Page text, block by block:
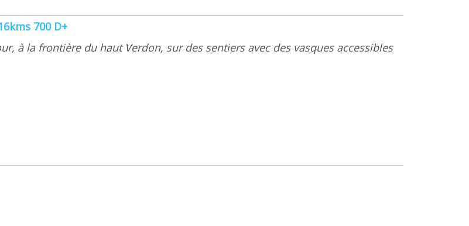
700 D+
à la frontière du haut Verdon, sur des sentiers avec des vasques accessibles